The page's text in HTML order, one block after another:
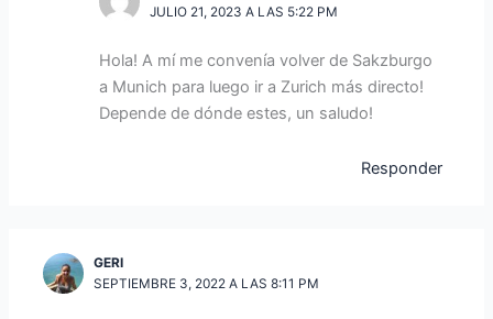
JULIO 21, 2023 A LAS 5:22 PM
Hola! A mí me convenía volver de Sakzburgo
a Munich para luego ir a Zurich más directo!
Depende de dónde estes, un saludo!
Responder
GERI
SEPTIEMBRE 3, 2022 A LAS 8:11 PM